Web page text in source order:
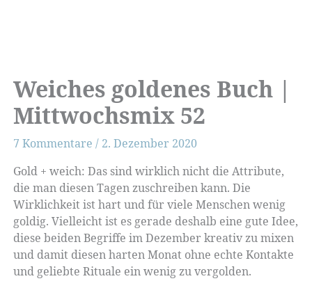
Weiches goldenes Buch |
Mittwochsmix 52
7 Kommentare / 2. Dezember 2020
Gold + weich: Das sind wirklich nicht die At­tri­bute,
die man diesen Tagen zuschreiben kann. Die
Wirklichkeit ist hart und für viele Menschen wenig
goldig. Vielleicht ist es gerade deshalb eine gute Idee,
diese beiden Begriffe im Dezember kreativ zu mixen
und damit diesen harten Monat ohne echte Kontakte
und geliebte Rituale ein wenig zu vergolden.